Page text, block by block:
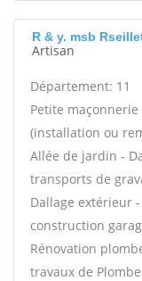
R & y. msb
Artisan
Département: 11
Petite
(installation ou
Allée de jardin -
transports de
Dallage extérieur
construction
Rénovation
travaux de